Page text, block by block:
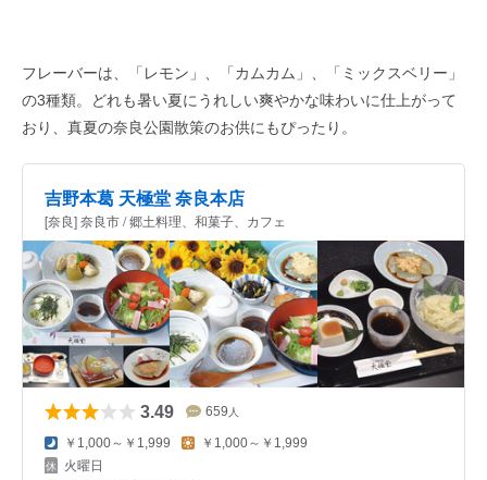
フレーバーは、「レモン」、「カムカム」、「ミックスベリー」
の3種類。どれも暑い夏にうれしい爽やかな味わいに仕上がって
おり、真夏の奈良公園散策のお供にもぴったり。
吉野本葛 天極堂 奈良本店
[奈良] 奈良市 / 郷土料理、和菓子、カフェ
3.49 659 人
￥1,000～￥1,999 ￥1,000～￥1,999
火曜日